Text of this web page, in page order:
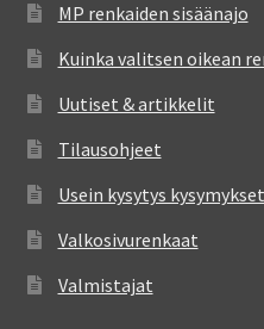
MP renkaiden sisäänajo
Kuinka valitsen oikean
Uutiset & artikkelit
Tilausohjeet
Usein kysytys kysymykset
Valkosivurenkaat
Valmistajat